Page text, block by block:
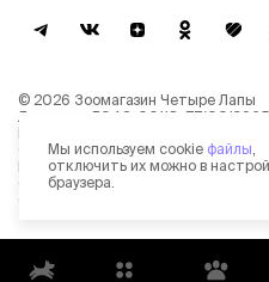
© 2026 Зоомагазин Четыре Лапы
Лицензия: Л042-00118-77/
Политика обработки
Согласие на обработку
Пользовательское соглашение
Согласие на получение
Мы используем cookie файлы
отключить их можно в
браузера.